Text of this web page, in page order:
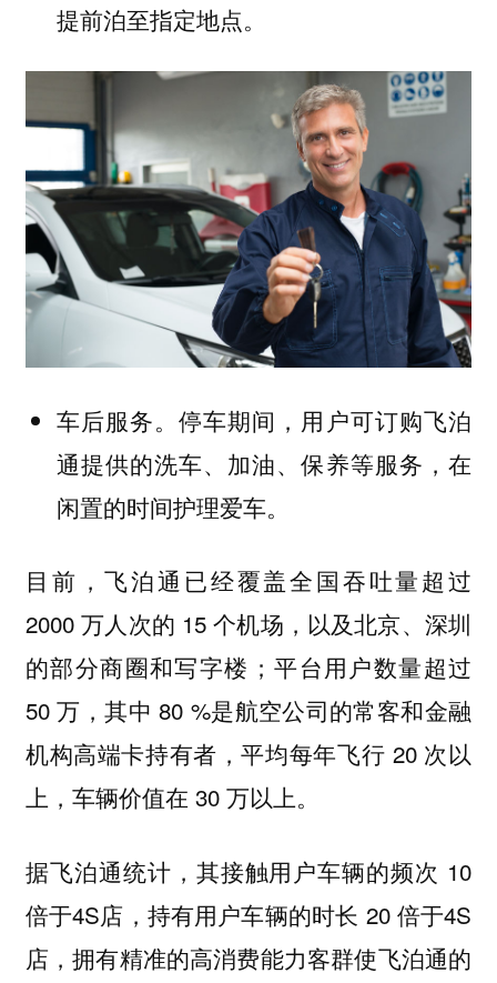
提前泊至指定地点。
车后服务。停车期间，用户可订购飞泊
通提供的洗车、加油、保养等服务，在
闲置的时间护理爱车。
目前，飞泊通已经覆盖全国吞吐量超过
2000 万人次的 15 个机场，以及北京、深圳
的部分商圈和写字楼；平台用户数量超过
50 万，其中 80 %是航空公司的常客和金融
机构高端卡持有者，平均每年飞行 20 次以
上，车辆价值在 30 万以上。
据飞泊通统计，其接触用户车辆的频次 10
倍于4S店，持有用户车辆的时长 20 倍于4S
店，拥有精准的高消费能力客群使飞泊通的